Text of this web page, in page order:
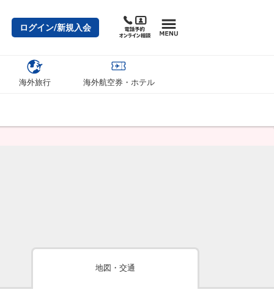
ログイン/新規入会
海外旅行 海外航空券・ホテル
地図・交通